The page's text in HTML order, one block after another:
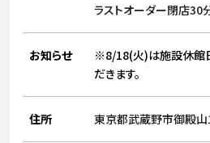
ブランド
店舗
店舗一覧
採用
ラストオーダー閉店30
お知らせ
※8/18(火)は施設休館
だきます。
住所 東京都武蔵野市御殿